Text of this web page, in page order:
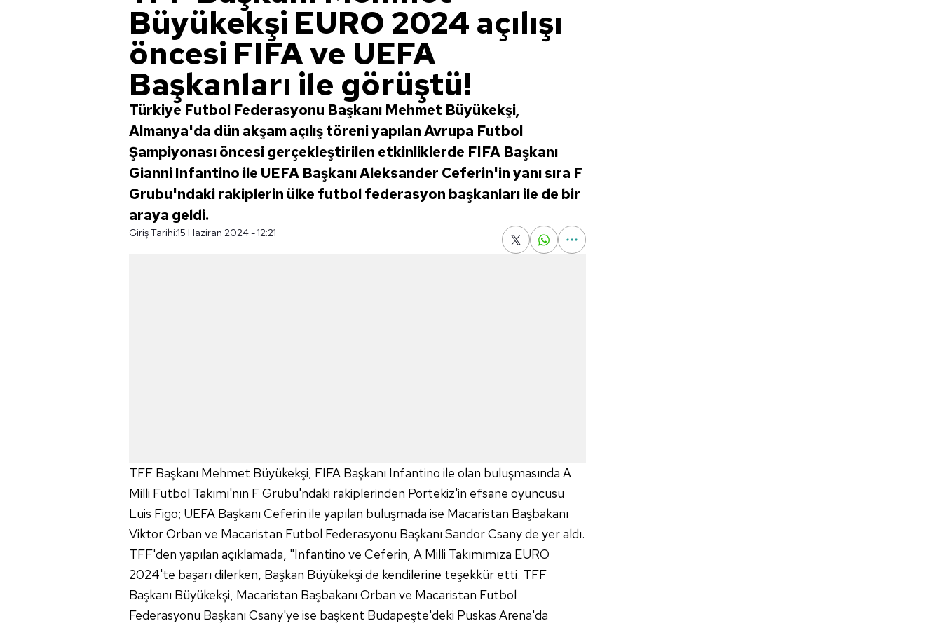
Büyükekşi EURO 2024 açılışı
öncesi FIFA ve UEFA
Başkanları ile görüştü!
Türkiye Futbol Federasyonu Başkanı Mehmet Büyükekşi,
Almanya'da dün akşam açılış töreni yapılan Avrupa Futbol
Şampiyonası öncesi gerçekleştirilen etkinliklerde FIFA Başkanı
Gianni Infantino ile UEFA Başkanı Aleksander Ceferin'in yanı sıra F
Grubu'ndaki rakiplerin ülke futbol federasyon başkanları ile de bir
araya geldi.
Giriş Tarihi:15 Haziran 2024 - 12:21
TFF Başkanı Mehmet Büyükekşi, FIFA Başkanı Infantino ile olan buluşmasında A
Milli Futbol Takımı'nın F Grubu'ndaki rakiplerinden Portekiz'in efsane oyuncusu
Luis Figo; UEFA Başkanı Ceferin ile yapılan buluşmada ise Macaristan Başbakanı
Viktor Orban ve Macaristan Futbol Federasyonu Başkanı Sandor Csany de yer aldı.
TFF'den yapılan açıklamada, "Infantino ve Ceferin, A Milli Takımımıza EURO
2024'te başarı dilerken, Başkan Büyükekşi de kendilerine teşekkür etti. TFF
Başkanı Büyükekşi, Macaristan Başbakanı Orban ve Macaristan Futbol
Federasyonu Başkanı Csany'ye ise başkent Budapeşte'deki Puskas Arena'da